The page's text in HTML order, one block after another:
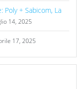
Poly + Sabicom, La
14, 2025
17, 2025